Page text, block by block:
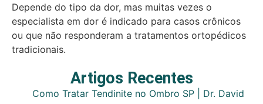
Depende do tipo da dor, mas muitas vezes o
especialista em dor é indicado para casos crônicos
ou que não responderam a tratamentos ortopédicos
tradicionais.
Artigos Recentes
Como Tratar Tendinite no Ombro SP | Dr. David